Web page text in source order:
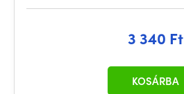
3 340 Ft
KOSÁRBA